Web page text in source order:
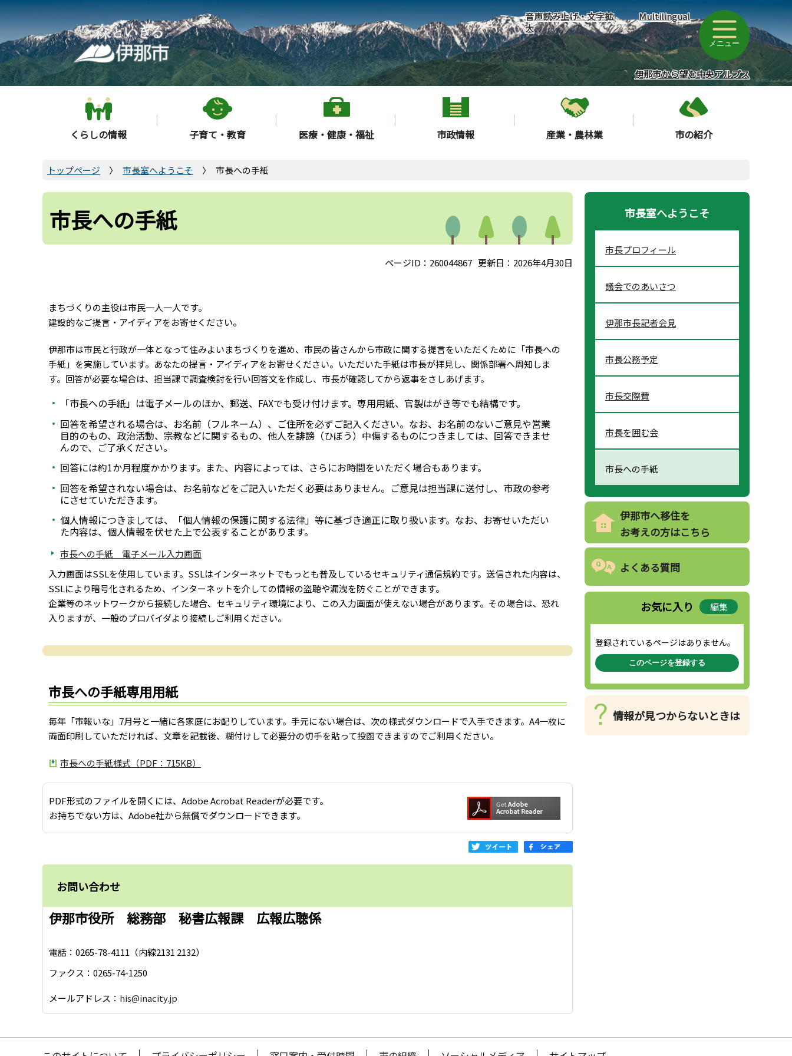
こ
の
ペ
ー
ジ
の
音声読み上げ・文字拡
大
Multilingual
メニュー
伊那市から望む中央アルプス
くらしの情報 子育て・教育 医療・健康・福祉 市政情報 産業・農林業 市の紹介
トップページ 市長室へようこそ 市長への手紙
市長への手紙
ページID：260044867 更新日：2026年4月30日
まちづくりの主役は市民一人一人です。
建設的なご提言・アイディアをお寄せください。
伊那市は市民と行政が一体となって住みよいまちづくりを進め、市民の皆さんから市政に関する提言をいただくために「市長への
手紙」を実施しています。あなたの提言・アイディアをお寄せください。いただいた手紙は市長が拝見し、関係部署へ周知しま
す。回答が必要な場合は、担当課で調査検討を行い回答文を作成し、市長が確認してから返事をさしあげます。
「市長への手紙」は電子メールのほか、郵送、FAXでも受け付けます。専用用紙、官製はがき等でも結構です。
回答を希望される場合は、お名前（フルネーム）、ご住所を必ずご記入ください。なお、お名前のないご意見や営業
目的のもの、政治活動、宗教などに関するもの、他人を誹謗（ひぼう）中傷するものにつきましては、回答できませ
んので、ご了承ください。
回答には約1か月程度かかります。また、内容によっては、さらにお時間をいただく場合もあります。
回答を希望されない場合は、お名前などをご記入いただく必要はありません。ご意見は担当課に送付し、市政の参考
にさせていただきます。
個人情報につきましては、「個人情報の保護に関する法律」等に基づき適正に取り扱います。なお、お寄せいただい
た内容は、個人情報を伏せた上で公表することがあります。
市長への手紙 電子メール入力画面
入力画面はSSLを使用しています。SSLはインターネットでもっとも普及しているセキュリティ通信規約です。送信された内容は、
SSLにより暗号化されるため、インターネットを介しての情報の盗聴や漏洩を防ぐことができます。
企業等のネットワークから接続した場合、セキュリティ環境により、この入力画面が使えない場合があります。その場合は、恐れ
入りますが、一般のプロバイダより接続しご利用ください。
市長への手紙専用用紙
毎年「市報いな」7月号と一緒に各家庭にお配りしています。手元にない場合は、次の様式ダウンロードで入手できます。A4一枚に
両面印刷していただければ、文章を記載後、糊付けして必要分の切手を貼って投函できますのでご利用ください。
市長への手紙様式（PDF：715KB）
PDF形式のファイルを開くには、Adobe Acrobat Readerが必要です。
お持ちでない方は、Adobe社から無償でダウンロードできます。
お問い合わせ
伊那市役所 総務部 秘書広報課 広報広聴係
電話：0265-78-4111（内線2131 2132）
ファクス：0265-74-1250
メールアドレス： his@inacity.jp
市長室へようこそ
市長プロフィール
議会でのあいさつ
伊那市長記者会見
市長公務予定
市長交際費
市長を囲む会
市長への手紙
伊那市へ移住を
お考えの方はこちら
よくある質問
お気に入り 編集
登録されているページはありません。
このページを登録する
情報が見つからないときは